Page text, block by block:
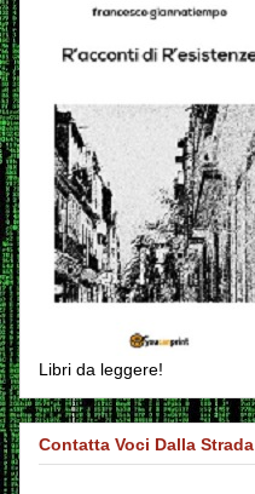
Libri da leggere!
Contatta Voci Dalla Strada